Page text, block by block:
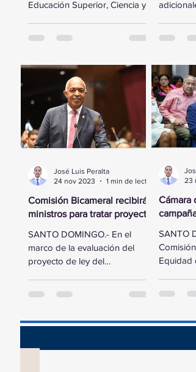
Educación Superior, Ciencia y
Comisión Bicameral recibirá
ministros para tratar proyecto
General del Estado
SANTO DOMINGO.- En el
marco de la evaluación del
proyecto de ley del
José Luis Peralta
24 nov 2023
Cámara
SANTO
Equidad
23